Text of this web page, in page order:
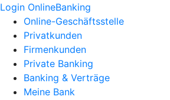
Login OnlineBanking
Online-Geschäftsstelle
Privatkunden
Firmenkunden
Private Banking
Banking & Verträge
Meine Bank